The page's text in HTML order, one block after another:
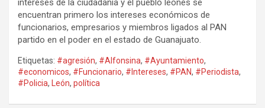
intereses de la ciudadanía y el pueblo leonés se
encuentran primero los intereses económicos de
funcionarios, empresarios y miembros ligados al PAN
partido en el poder en el estado de Guanajuato.
Etiquetas: #agresión, #Alfonsina, #Ayuntamiento,
#economicos, #Funcionario, #Intereses, #PAN, #Periodista,
#Policia, León, política